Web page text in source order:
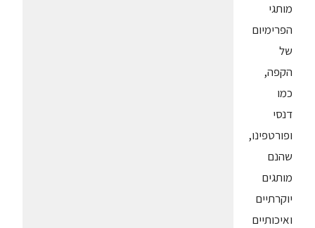
מותגי
הפרימיום
של
הקפה,
כמו
דנסי
ופורטפינו,
שהנם
מותגים
יוקרתיים
ואיכותיים